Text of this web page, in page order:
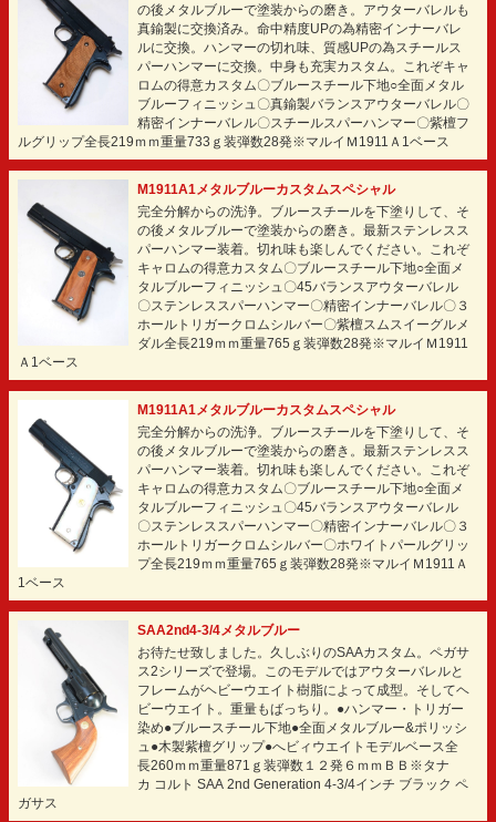
の後メタルブルーで塗装からの磨き。アウターバレルも
真鍮製に交換済み。命中精度UPの為精密インナーバレ
ルに交換。ハンマーの切れ味、質感UPの為スチールス
パーハンマーに交換。中身も充実カスタム。これぞキャ
ロムの得意カスタム〇ブルースチール下地○全面メタル
ブルーフィニッシュ〇真鍮製バランスアウターバレル〇
精密インナーバレル〇スチールスパーハンマー〇紫檀フ
ルグリップ全長219ｍｍ重量733ｇ装弾数28発※マルイＭ1911Ａ1ベース
M1911A1メタルブルーカスタムスペシャル
完全分解からの洗浄。ブルースチールを下塗りして、そ
の後メタルブルーで塗装からの磨き。最新ステンレスス
パーハンマー装着。切れ味も楽しんでください。これぞ
キャロムの得意カスタム〇ブルースチール下地○全面メ
タルブルーフィニッシュ〇45バランスアウターバレル
〇ステンレススパーハンマー〇精密インナーバレル〇３
ホールトリガークロムシルバー〇紫檀スムスイーグルメ
ダル全長219ｍｍ重量765ｇ装弾数28発※マルイＭ1911
Ａ1ベース
M1911A1メタルブルーカスタムスペシャル
完全分解からの洗浄。ブルースチールを下塗りして、そ
の後メタルブルーで塗装からの磨き。最新ステンレスス
パーハンマー装着。切れ味も楽しんでください。これぞ
キャロムの得意カスタム〇ブルースチール下地○全面メ
タルブルーフィニッシュ〇45バランスアウターバレル
〇ステンレススパーハンマー〇精密インナーバレル〇３
ホールトリガークロムシルバー〇ホワイトパールグリッ
プ全長219ｍｍ重量765ｇ装弾数28発※マルイＭ1911Ａ
1ベース
SAA2nd4-3/4メタルブルー
お待たせ致しました。久しぶりのSAAカスタム。ペガサ
ス2シリーズで登場。このモデルではアウターバレルと
フレームがヘビーウエイト樹脂によって成型。そしてヘ
ビーウエイト。重量もばっちり。●ハンマー・トリガー
染め●ブルースチール下地●全面メタルブルー&ポリッシ
ュ●木製紫檀グリップ●へビィウエイトモデルベース全
長260ｍｍ重量871ｇ装弾数１２発６ｍｍＢＢ※タナ
カ コルト SAA 2nd Generation 4-3/4インチ ブラック ペ
ガサス